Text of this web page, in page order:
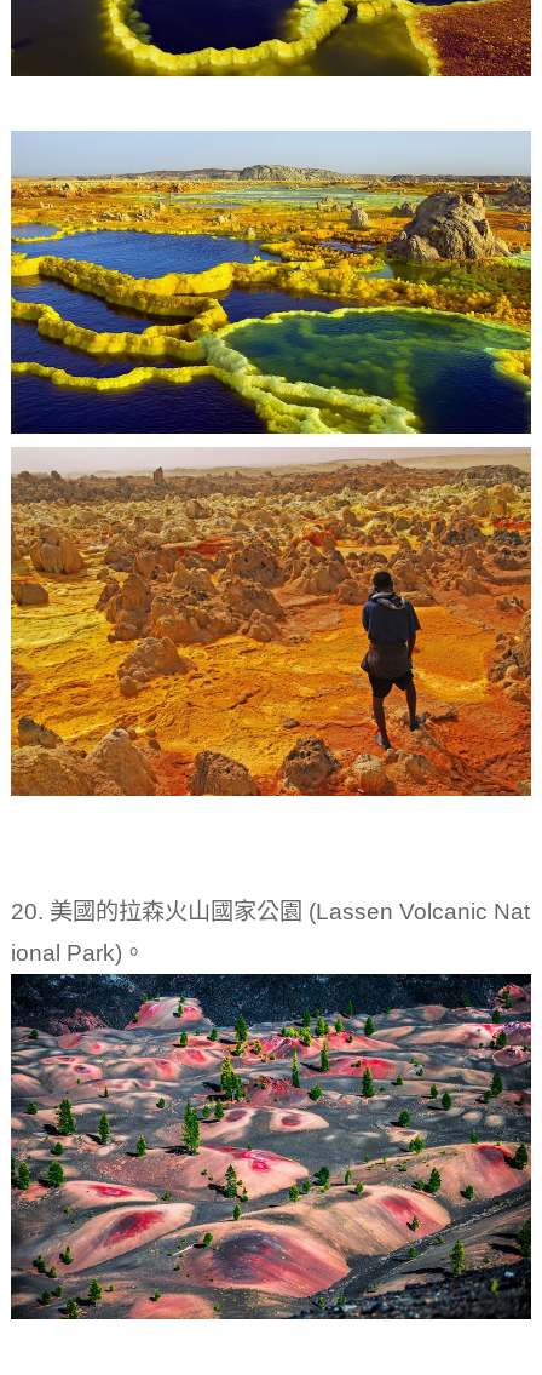
20. 美國的拉森火山國家公園 (Lassen Volcanic Nat
ional Park)。